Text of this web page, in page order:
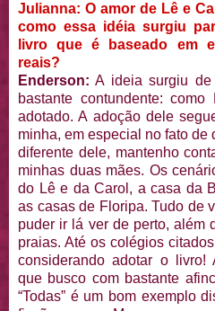
Julianna: O amor de Lê e
como essa idéia surgiu
livro que é baseado em
reais?
Enderson: A ideia surgiu de
bastante contundente:
adotado. A adoção dele
minha, em especial no fato de
diferente dele, mantenho
minhas duas mães. Os
do Lê e da Carol, a casa da
as casas de Floripa. Tudo de
puder ir lá ver de perto, além
praias. Até os colégios
considerando adotar o livro!
que busco com bastante
“Todas” é um bom exemplo